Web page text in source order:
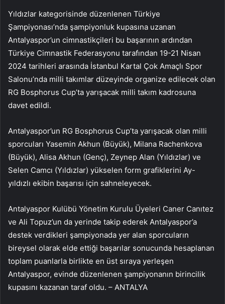
Yıldızlar kategorisinde düzenlenen Türkiye
Şampiyonası’nda şampiyonluk kupasına uzanan
Antalyaspor’un cimnastikçileri bu başarının ardından
Türkiye Cimnastik Federasyonu tarafından 19-21 Nisan
2024 tarihleri arasında İstanbul Kartal Çok Amaçlı Spor
Salonu’nda milli takımlar düzeyinde organize edilecek olan
RG Bosphorus Cup’ta yarışacak milli takım kadrosuna
davet edildi.
Antalyaspor’un RG Bosphorus Cup’ta yarışacak olan milli
sporcuları Yasemin Akhun (Büyük), Milana Rachenkova
(Büyük), Alisa Akhun (Genç), Zeynep Alan (Yıldızlar) ve
Selen Camcı (Yıldızlar) yükselen form grafiklerini Ay-
yıldızlı ekibin başarısı için sahneleyecek.
Antalyaspor Kulübü Yönetim Kurulu Üyeleri Caner Canıtez
ve Ali Topuz’un da yerinde takip ederek Antalyaspor’a
destek verdikleri şampiyonada yer alan sporcuların
bireysel olarak elde ettiği başarılar sonucunda hesaplanan
toplam puanlarla birlikte en üst sıraya yerleşen
Antalyaspor, evinde düzenlenen şampiyonanın birincilik
kupasını kazanan taraf oldu. – ANTALYA